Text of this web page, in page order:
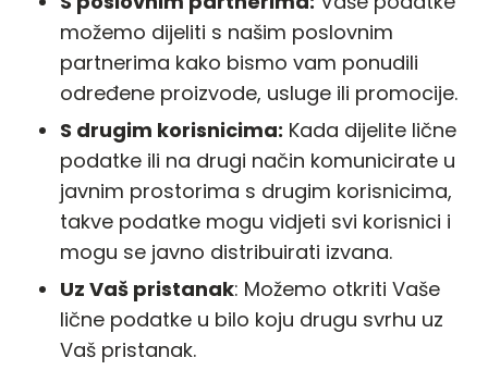
možemo dijeliti s našim poslovnim
partnerima kako bismo vam ponudili
određene proizvode, usluge ili promocije.
S drugim korisnicima: Kada dijelite lične
podatke ili na drugi način komunicirate u
javnim prostorima s drugim korisnicima,
takve podatke mogu vidjeti svi korisnici i
mogu se javno distribuirati izvana.
Uz Vaš pristanak: Možemo otkriti Vaše
lične podatke u bilo koju drugu svrhu uz
Vaš pristanak.